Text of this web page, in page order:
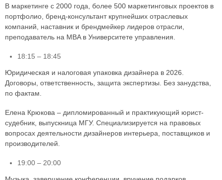
В маркетинге с 2000 года, более 500 маркетинговых проектов в
портфолио, бренд-консультант крупнейших отраслевых
компаний, наставник и брендмейкер лидеров отрасли,
преподаватель на MBA в Университете управления.
18:15 – 18:45
Юридическая и налоговая упаковка дизайнера в 2026.
Договоры, ответственность, защита экспертизы. Без занудства,
по фактам.
Елена Крюкова – дипломированный и практикующий юрист-
судебник, выпускница МГУ. Специализируется на правовых
вопросах деятельности дизайнеров интерьера, поставщиков и
производителей.
19:00 – 20:00